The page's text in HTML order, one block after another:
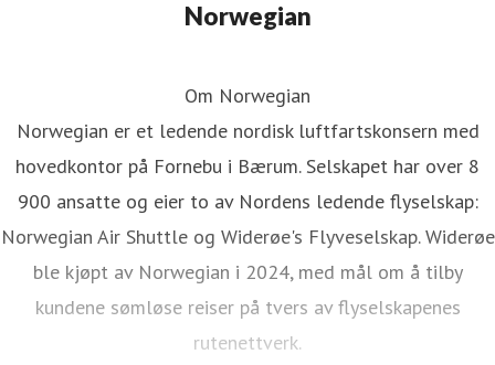
Norwegian
Om Norwegian
Norwegian er et ledende nordisk luftfartskonsern med
hovedkontor på Fornebu i Bærum. Selskapet har over 8
900 ansatte og eier to av Nordens ledende flyselskap:
Norwegian Air Shuttle og Widerøe's Flyveselskap. Widerøe
ble kjøpt av Norwegian i 2024, med mål om å tilby
kundene sømløse reiser på tvers av flyselskapenes
rutenettverk.